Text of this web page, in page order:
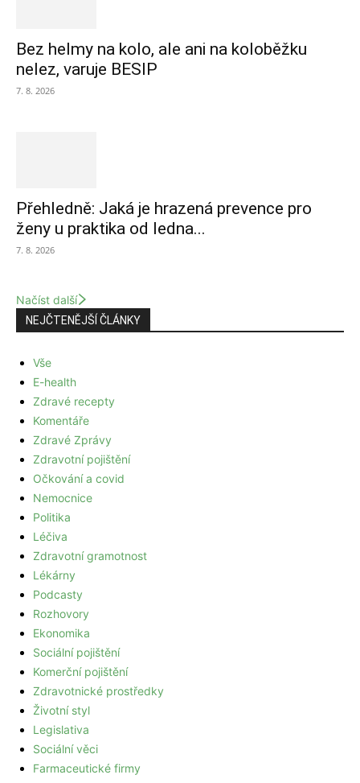
Bez helmy na kolo, ale ani na koloběžku
nelez, varuje BESIP
7. 8. 2026
Přehledně: Jaká je hrazená prevence pro
ženy u praktika od ledna...
7. 8. 2026
Načíst další
NEJČTENĚJŠÍ ČLÁNKY
Vše
E-health
Zdravé recepty
Komentáře
Zdravé Zprávy
Zdravotní pojištění
Očkování a covid
Nemocnice
Politika
Léčiva
Zdravotní gramotnost
Lékárny
Podcasty
Rozhovory
Ekonomika
Sociální pojištění
Komerční pojištění
Zdravotnické prostředky
Životní styl
Legislativa
Sociální věci
Farmaceutické firmy